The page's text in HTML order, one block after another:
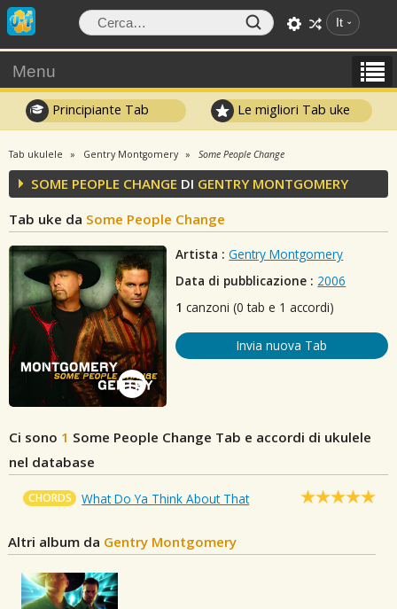
It
Menu
Principiante Tab Le migliori Tab uke
Tab ukulele Gentry Montgomery Some People Change
SOME PEOPLE CHANGE DI GENTRY MONTGOMERY
Tab uke da Some People Change
Artista : Gentry Montgomery
Data di pubblicazione : 2006
1 canzoni (0 tab e 1 accordi)
Invia nuova Tab
Ci sono 1 Some People Change Tab e accordi di ukulele
nel database
CHORDS What Do Ya Think About That
Altri album da Gentry Montgomery